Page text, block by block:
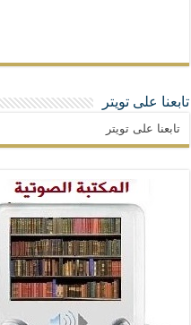
تابعنا على تويتر
تابعنا على تويتر